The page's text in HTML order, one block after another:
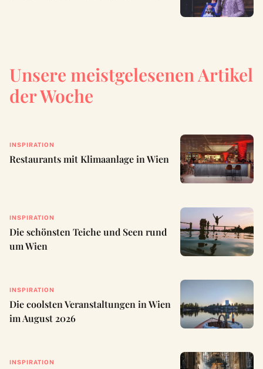
Unsere meistgelesenen Artikel
der Woche
INSPIRATION
Restaurants mit Klimaanlage in Wien
INSPIRATION
Die schönsten Teiche und Seen rund
um Wien
INSPIRATION
Die coolsten Veranstaltungen in Wien
im August 2026
INSPIRATION